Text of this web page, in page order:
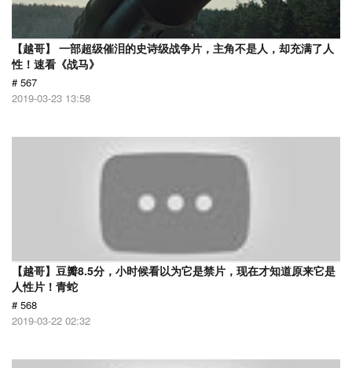
【越哥】 一部超级催泪的史诗级战争片，主角不是人，却充满了人
性！速看《战马》
# 567
2019-03-23 13:58
【越哥】豆瓣8.5分，小时候看以为它是禁片，现在才知道原来它是
人性片！青蛇
# 568
2019-03-22 02:32